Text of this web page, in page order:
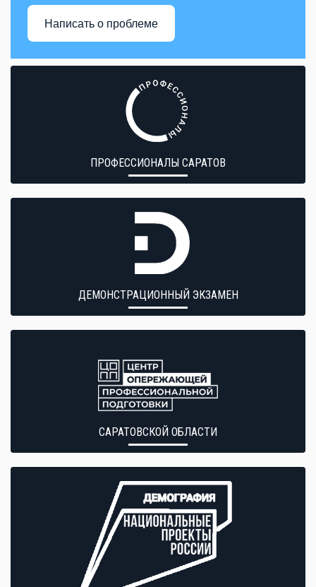
Написать о проблеме
ПРОФЕССИОНАЛЫ САРАТОВ
ДЕМОНСТРАЦИОННЫЙ ЭКЗАМЕН
САРАТОВСКОЙ ОБЛАСТИ